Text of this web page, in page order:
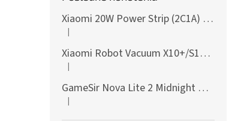
Xiaomi 20W Power Strip (2C1A) EU
Hodnotenie produktu je 5 z 5 hviezdičiek.
|
Xiaomi Robot Vacuum X10+/S10+/X10/X20+ Side Brush
Hodnotenie produktu je 5 z 5 hviezdičiek.
|
GameSir Nova Lite 2 Midnight Gray
Hodnotenie produktu je 5 z 5 hviezdičiek.
|